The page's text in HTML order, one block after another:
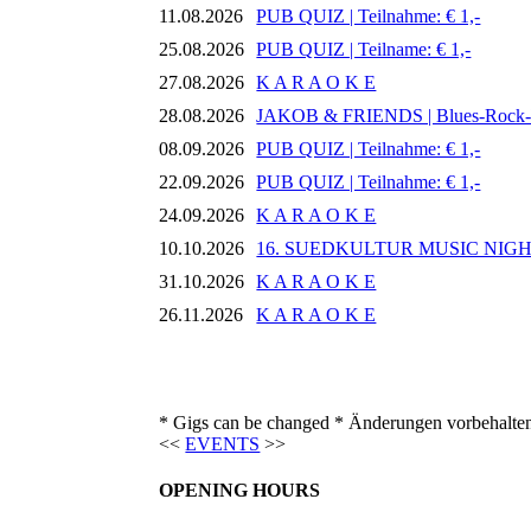
11.08.2026
PUB QUIZ | Teilnahme: € 1,-
25.08.2026
PUB QUIZ | Teilname: € 1,-
27.08.2026
K A R A O K E
28.08.2026
JAKOB & FRIENDS | Blues-
08.09.2026
PUB QUIZ | Teilnahme: € 1,-
22.09.2026
PUB QUIZ | Teilnahme: € 1,-
24.09.2026
K A R A O K E
10.10.2026
16. SUEDKULTUR MUSIC
31.10.2026
K A R A O K E
26.11.2026
K A R A O K E
* Gigs can be changed * Änderungen
<<EVENTS >>
OPENING HOURS